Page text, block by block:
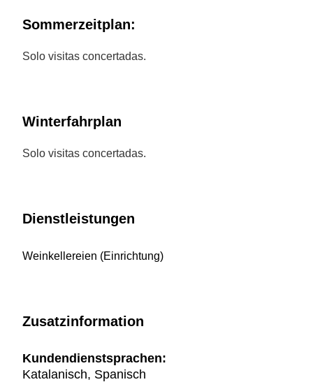
Sommerzeitplan:
Solo visitas concertadas.
Winterfahrplan
Solo visitas concertadas.
Dienstleistungen
Weinkellereien (Einrichtung)
Zusatzinformation
Kundendienstsprachen:
Katalanisch, Spanisch